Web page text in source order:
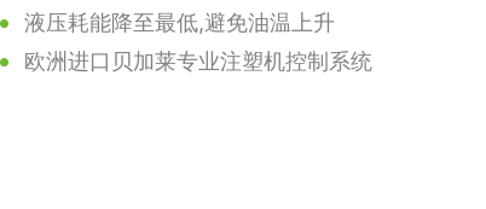
液压耗能降至最低,避免油温上升
欧洲进口贝加莱专业注塑机控制系统